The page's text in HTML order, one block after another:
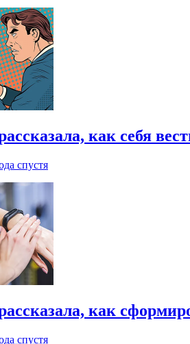
как себя
спустя
как
спустя